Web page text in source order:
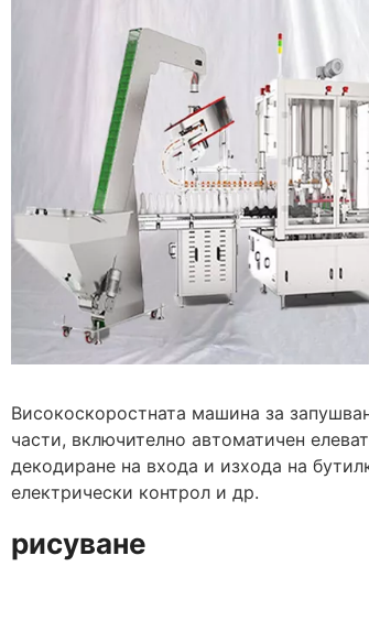
Високоскоростната машина за
части, включително автоматичен
декодиране на входа и изхода на
електрически контрол и др.
рисуване